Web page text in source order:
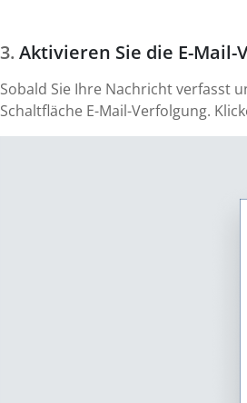
Aktivieren Sie die E-Mail-
Sobald Sie Ihre Nachricht verfasst
Schaltfläche E-Mail-Verfolgung.